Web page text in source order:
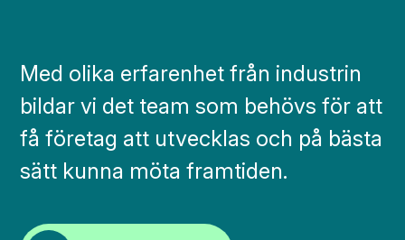
Med olika erfarenhet från industrin
bildar vi det team som behövs för att
få företag att utvecklas och på bästa
sätt kunna möta framtiden.